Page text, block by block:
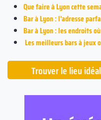
Que faire à Lyon cette
Bar à Lyon : l'adresse
Bar à Lyon : les endroits
Les meilleurs bars à jeux
Trouver le lieu idéal